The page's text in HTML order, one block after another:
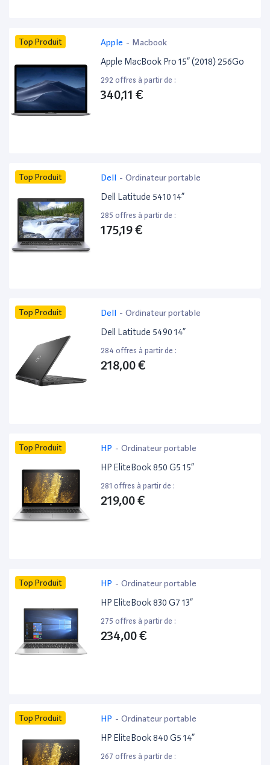
Top Produit Apple - Macbook
Apple MacBook Pro 15” (2018) 256Go
292 offres à partir de :
340,11 €
Top Produit Dell - Ordinateur portable
Dell Latitude 5410 14”
285 offres à partir de :
175,19 €
Top Produit Dell - Ordinateur portable
Dell Latitude 5490 14”
284 offres à partir de :
218,00 €
Top Produit HP - Ordinateur portable
HP EliteBook 850 G5 15”
281 offres à partir de :
219,00 €
Top Produit HP - Ordinateur portable
HP EliteBook 830 G7 13”
275 offres à partir de :
234,00 €
Top Produit HP - Ordinateur portable
HP EliteBook 840 G5 14”
267 offres à partir de :